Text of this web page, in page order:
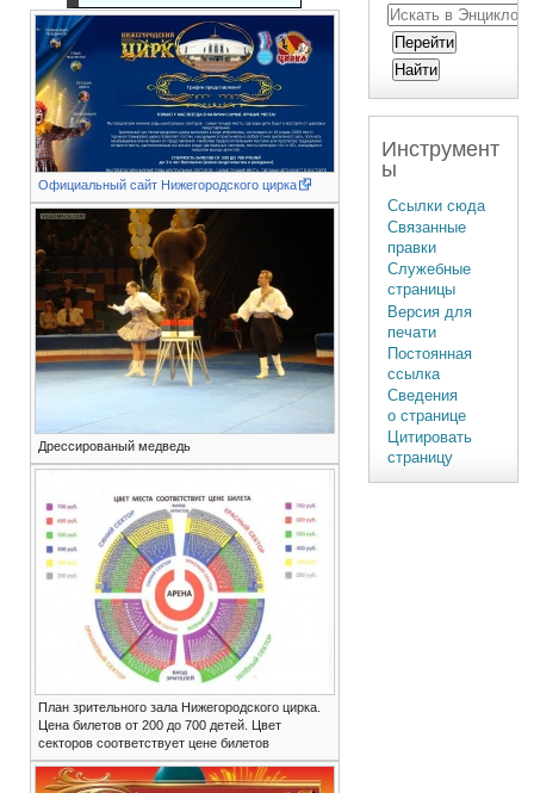
Официальный сайт Нижегородского цирка
Дрессированый медведь
План зрительного зала Нижегородского цирка.
Цена билетов от 200 до 700 детей. Цвет
секторов соответствует цене билетов
Инструмент
ы
Ссылки сюда
Связанные
правки
Служебные
страницы
Версия для
печати
Постоянная
ссылка
Сведения
о странице
Цитировать
страницу